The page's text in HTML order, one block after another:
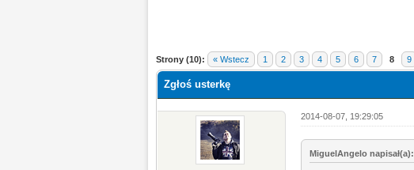
Strony (10): « Wstecz 1 2 3 4 5 6 7 8 9
Zgłoś usterkę
2014-08-07, 19:29:05
MiguelAngelo napisał(a):